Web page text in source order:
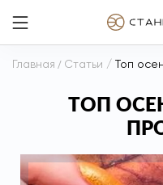
Главная / Статьи / Топ
ТОП